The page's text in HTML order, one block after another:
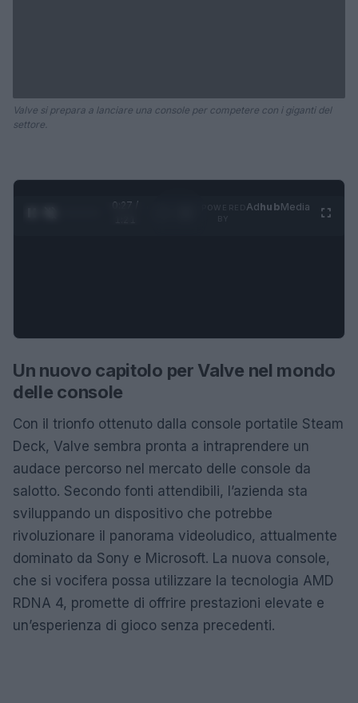
Valve si prepara a lanciare una console per competere con i giganti del
settore.
0:28 /
AdhubMedia
Un nuovo capitolo per Valve nel mondo
delle console
Con il trionfo ottenuto dalla console portatile Steam
Deck, Valve sembra pronta a intraprendere un
audace percorso nel mercato delle console da
salotto. Secondo fonti attendibili, l’azienda sta
sviluppando un dispositivo che potrebbe
rivoluzionare il panorama videoludico, attualmente
dominato da Sony e Microsoft. La nuova console,
che si vocifera possa utilizzare la tecnologia AMD
RDNA 4, promette di offrire prestazioni elevate e
un’esperienza di gioco senza precedenti.